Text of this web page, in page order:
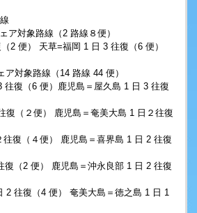
ア対象路線（2 路線８便）
2 便） 天草=福岡 1 日 3 往復（6 便）
対象路線（14 路線 44 便）
復（6 便）鹿児島＝屋久島 1 日 3 往復
（２便） 鹿児島＝奄美大島 1 日２往復
復（４便） 鹿児島＝喜界島 1 日 2 往復
（2 便） 鹿児島＝沖永良部 1 日 2 往復
往復（4 便） 奄美大島＝徳之島 1 日 1